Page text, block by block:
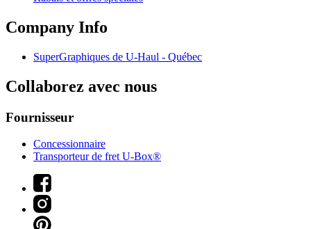
Company Info
SuperGraphiques de U-Haul - Québec
Collaborez avec nous
Fournisseur
Concessionnaire
Transporteur de fret U-Box®